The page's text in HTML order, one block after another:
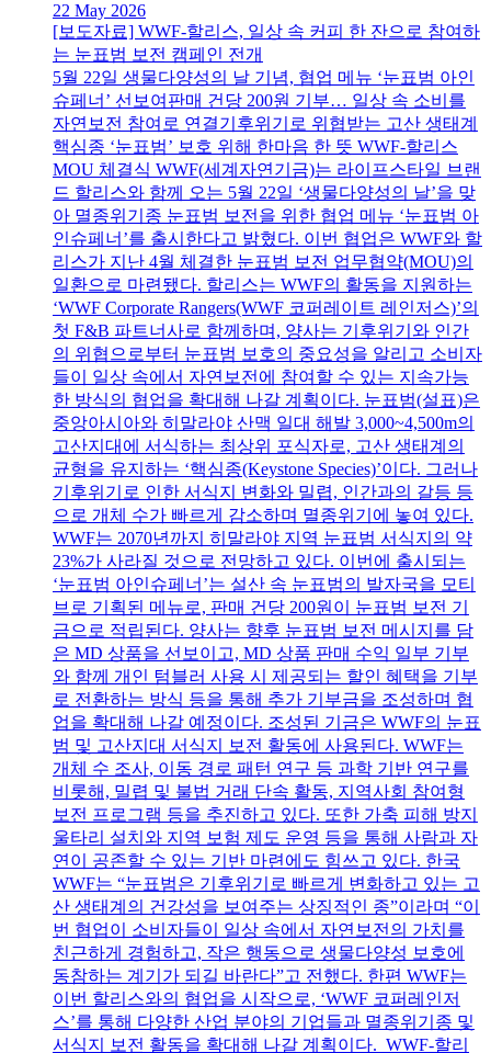
22 May 2026
[보도자료] WWF-할리스, 일상 속 커피 한 잔으로 참여하
는 눈표범 보전 캠페인 전개
5월 22일 생물다양성의 날 기념, 협업 메뉴 ‘눈표범 아인
슈페너’ 선보여판매 건당 200원 기부… 일상 속 소비를
자연보전 참여로 연결기후위기로 위협받는 고산 생태계
핵심종 ‘눈표범’ 보호 위해 한마음 한 뜻 WWF-할리스
MOU 체결식 WWF(세계자연기금)는 라이프스타일 브랜
드 할리스와 함께 오는 5월 22일 ‘생물다양성의 날’을 맞
아 멸종위기종 눈표범 보전을 위한 협업 메뉴 ‘눈표범 아
인슈페너’를 출시한다고 밝혔다. 이번 협업은 WWF와 할
리스가 지난 4월 체결한 눈표범 보전 업무협약(MOU)의
일환으로 마련됐다. 할리스는 WWF의 활동을 지원하는
‘WWF Corporate Rangers(WWF 코퍼레이트 레인저스)’의
첫 F&B 파트너사로 함께하며, 양사는 기후위기와 인간
의 위협으로부터 눈표범 보호의 중요성을 알리고 소비자
들이 일상 속에서 자연보전에 참여할 수 있는 지속가능
한 방식의 협업을 확대해 나갈 계획이다. 눈표범(설표)은
중앙아시아와 히말라야 산맥 일대 해발 3,000~4,500m의
고산지대에 서식하는 최상위 포식자로, 고산 생태계의
균형을 유지하는 ‘핵심종(Keystone Species)’이다. 그러나
기후위기로 인한 서식지 변화와 밀렵, 인간과의 갈등 등
으로 개체 수가 빠르게 감소하며 멸종위기에 놓여 있다.
WWF는 2070년까지 히말라야 지역 눈표범 서식지의 약
23%가 사라질 것으로 전망하고 있다. 이번에 출시되는
‘눈표범 아인슈페너’는 설산 속 눈표범의 발자국을 모티
브로 기획된 메뉴로, 판매 건당 200원이 눈표범 보전 기
금으로 적립된다. 양사는 향후 눈표범 보전 메시지를 담
은 MD 상품을 선보이고, MD 상품 판매 수익 일부 기부
와 함께 개인 텀블러 사용 시 제공되는 할인 혜택을 기부
로 전환하는 방식 등을 통해 추가 기부금을 조성하며 협
업을 확대해 나갈 예정이다. 조성된 기금은 WWF의 눈표
범 및 고산지대 서식지 보전 활동에 사용된다. WWF는
개체 수 조사, 이동 경로 패턴 연구 등 과학 기반 연구를
비롯해, 밀렵 및 불법 거래 단속 활동, 지역사회 참여형
보전 프로그램 등을 추진하고 있다. 또한 가축 피해 방지
울타리 설치와 지역 보험 제도 운영 등을 통해 사람과 자
연이 공존할 수 있는 기반 마련에도 힘쓰고 있다. 한국
WWF는 “눈표범은 기후위기로 빠르게 변화하고 있는 고
산 생태계의 건강성을 보여주는 상징적인 종”이라며 “이
번 협업이 소비자들이 일상 속에서 자연보전의 가치를
친근하게 경험하고, 작은 행동으로 생물다양성 보호에
동참하는 계기가 되길 바란다”고 전했다. 한편 WWF는
이번 할리스와의 협업을 시작으로, ‘WWF 코퍼레인저
스’를 통해 다양한 산업 분야의 기업들과 멸종위기종 및
서식지 보전 활동을 확대해 나갈 계획이다. WWF-할리